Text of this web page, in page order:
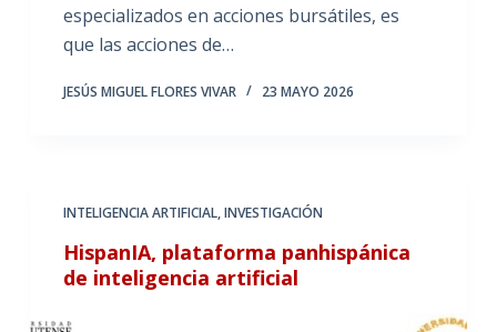
especializados en acciones bursátiles, es
que las acciones de…
JESÚS MIGUEL FLORES VIVAR 23 MAYO 2026
INTELIGENCIA ARTIFICIAL,INVESTIGACIÓN
HispanIA, plataforma panhispánica
de inteligencia artificial